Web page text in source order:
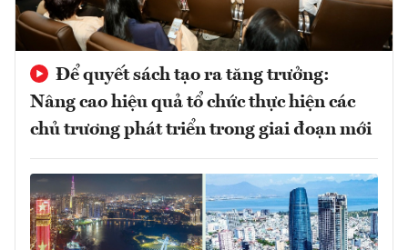
Để quyết sách tạo ra tăng trưởng:
Nâng cao hiệu quả tổ chức thực hiện các
chủ trương phát triển trong giai đoạn mới